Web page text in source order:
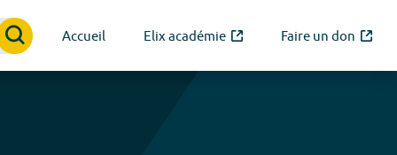
Accueil Elix académie Faire un don